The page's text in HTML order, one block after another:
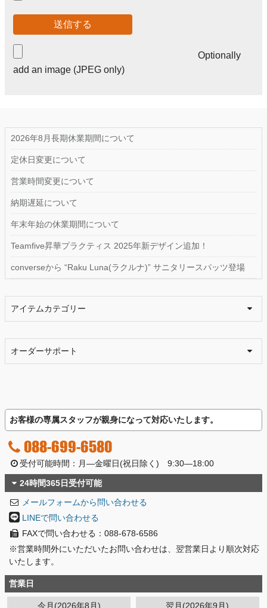
Optionally
add an image (JPEG only)
2026年8月長期休業期間について
定休日変更について
営業時間変更について
納期遅延について
年末年始の休業期間について
Teamfive昇華プラクティス 2025年新デザイン追加！
converseから “Raku Luna(ラクルナ)” サニタリースパッツ登場
アイテムカテゴリー
オーダーサポート
お客様の専属スタッフが親身になって対応いたします。
088-699-6580
受付可能時間：月―金曜日(祝日除く) 9:30―18:00
24時間365日受付可能
メールフォームから問い合わせる
LINEで問い合わせる
FAXで問い合わせる：088-678-6586
※営業時間外にいただいたお問い合わせは、翌営業日より順次対応
いたします。
営業日
今月(2026年8月) 翌月(2026年9月)